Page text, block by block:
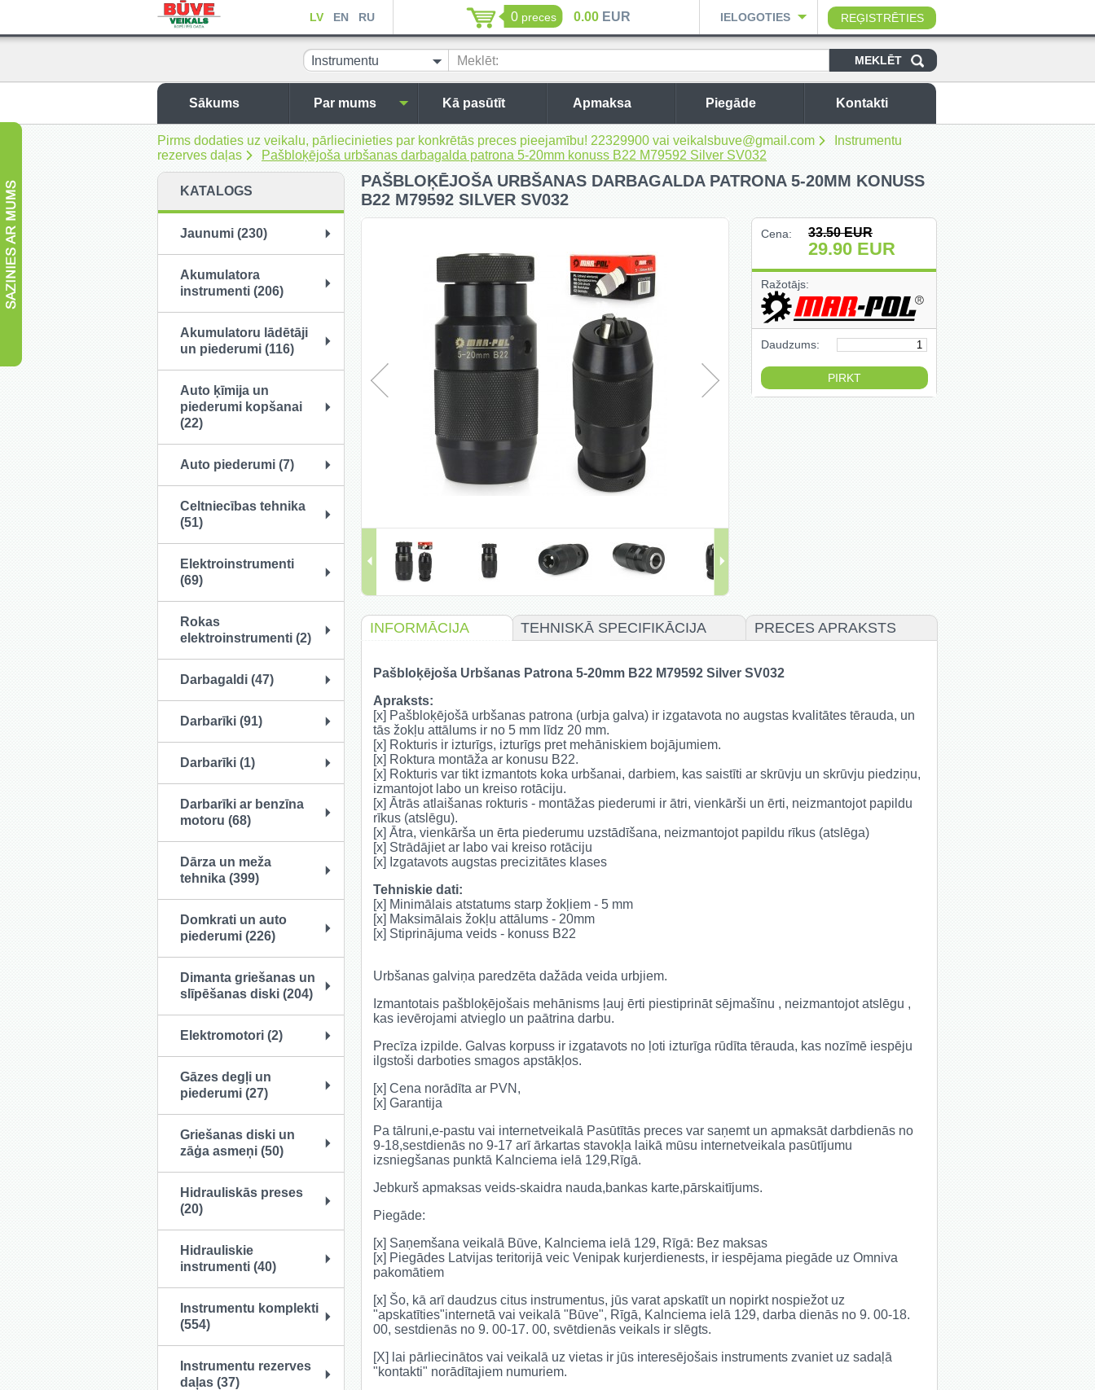
LV EN RU 0 preces 0.00EUR IELOGOTIES REĢISTRĒTIES
Instrumentu
rezerves daļas
Meklēt:
Sākums Par mums Kā pasūtīt Apmaksa Piegāde Kontakti
Pirms dodaties uz veikalu, pārliecinieties par konkrētās preces pieejamību! 22329900 vai veikalsbuve@gmail.com
Instrumentu
rezerves daļas
Pašbloķējoša urbšanas darbagalda patrona 5-20mm konuss B22 M79592 Silver SV032
KATALOGS
Jaunumi (230)
Akumulatora
instrumenti (206)
Akumulatoru lādētāji
un piederumi (116)
Auto ķīmija un
piederumi kopšanai
(22)
Auto piederumi (7)
Celtniecības tehnika
(51)
Elektroinstrumenti
(69)
Rokas
elektroinstrumenti (2)
Darbagaldi (47)
Darbarīki (91)
Darbarīki (1)
Darbarīki ar benzīna
motoru (68)
Dārza un meža
tehnika (399)
Domkrati un auto
piederumi (226)
Dimanta griešanas un
slīpēšanas diski (204)
Elektromotori (2)
Gāzes degļi un
piederumi (27)
Griešanas diski un
zāģa asmeņi (50)
Hidrauliskās preses
(20)
Hidrauliskie
instrumenti (40)
Instrumentu komplekti
(554)
Instrumentu rezerves
daļas (37)
PAŠBLOĶĒJOŠA URBŠANAS DARBAGALDA PATRONA 5-20MM KONUSS
B22 M79592 SILVER SV032
Cena: 33.50EUR
29.90 EUR
Ražotājs:
Daudzums:
INFORMĀCIJA TEHNISKĀ SPECIFIKĀCIJA PRECES APRAKSTS
Pašbloķējoša Urbšanas Patrona 5-20mm B22 M79592 Silver SV032
Apraksts:
[x] Pašbloķējošā urbšanas patrona (urbja galva) ir izgatavota no augstas kvalitātes tērauda, un
tās žokļu attālums ir no 5 mm līdz 20 mm.
[x] Rokturis ir izturīgs, izturīgs pret mehāniskiem bojājumiem.
[x] Roktura montāža ar konusu B22.
[x] Rokturis var tikt izmantots koka urbšanai, darbiem, kas saistīti ar skrūvju un skrūvju piedziņu,
izmantojot labo un kreiso rotāciju.
[x] Ātrās atlaišanas rokturis - montāžas piederumi ir ātri, vienkārši un ērti, neizmantojot papildu
rīkus (atslēgu).
[x] Ātra, vienkārša un ērta piederumu uzstādīšana, neizmantojot papildu rīkus (atslēga)
[x] Strādājiet ar labo vai kreiso rotāciju
[x] Izgatavots augstas precizitātes klases
Tehniskie dati:
[x] Minimālais atstatums starp žokļiem - 5 mm
[x] Maksimālais žokļu attālums - 20mm
[x] Stiprinājuma veids - konuss B22
Urbšanas galviņa paredzēta dažāda veida urbjiem.
Izmantotais pašbloķējošais mehānisms ļauj ērti piestiprināt sējmašīnu , neizmantojot atslēgu ,
kas ievērojami atvieglo un paātrina darbu.
Precīza izpilde. Galvas korpuss ir izgatavots no ļoti izturīga rūdīta tērauda, ​​kas nozīmē iespēju
ilgstoši darboties smagos apstākļos.
[x] Cena norādīta ar PVN,
[x] Garantija
Pa tālruni,e-pastu vai internetveikalā Pasūtītās preces var saņemt un apmaksāt darbdienās no
9-18,sestdienās no 9-17 arī ārkartas stavokļa laikā mūsu internetveikala pasūtījumu
izsniegšanas punktā Kalnciema ielā 129,Rīgā.
Jebkurš apmaksas veids-skaidra nauda,bankas karte,pārskaitījums.
Piegāde:
[x] Saņemšana veikalā Būve, Kalnciema ielā 129, Rīgā: Bez maksas
[x] Piegādes Latvijas teritorijā veic Venipak kurjerdienests, ir iespējama piegāde uz Omniva
pakomātiem
[x] Šo, kā arī daudzus citus instrumentus, jūs varat apskatīt un nopirkt nospiežot uz
"apskatīties"internetā vai veikalā "Būve", Rīgā, Kalnciema ielā 129, darba dienās no 9. 00-18.
00, sestdienās no 9. 00-17. 00, svētdienās veikals ir slēgts.
[X] lai pārliecinātos vai veikalā uz vietas ir jūs interesējošais instruments zvaniet uz sadaļā
"kontakti" norādītajiem numuriem.